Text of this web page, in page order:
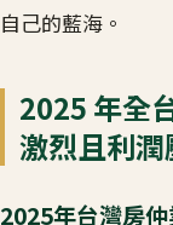
自己的藍海。
2025 年全
激烈且利
2025年台灣房